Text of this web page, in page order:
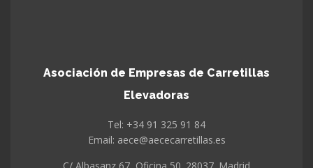
Asociación de Empresas de Carretillas
Elevadoras
Tel: +34 91 325 91 84
Email: aece@aececarretillas.es